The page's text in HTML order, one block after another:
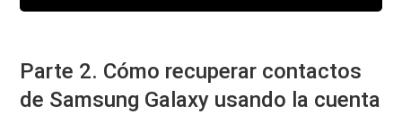
Parte 2. Cómo recuperar contactos
de Samsung Galaxy usando la cuenta